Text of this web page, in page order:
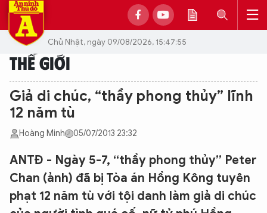
Chủ Nhật, ngày 09/08/2026, 15:47:55
THẾ GIỚI
Giả di chúc, “thầy phong thủy” lĩnh
12 năm tù
Hoàng Minh 05/07/2013 23:32
ANTĐ - Ngày 5-7, “thầy phong thủy” Peter
Chan (ảnh) đã bị Tòa án Hồng Kông tuyên
phạt 12 năm tù với tội danh làm giả di chúc